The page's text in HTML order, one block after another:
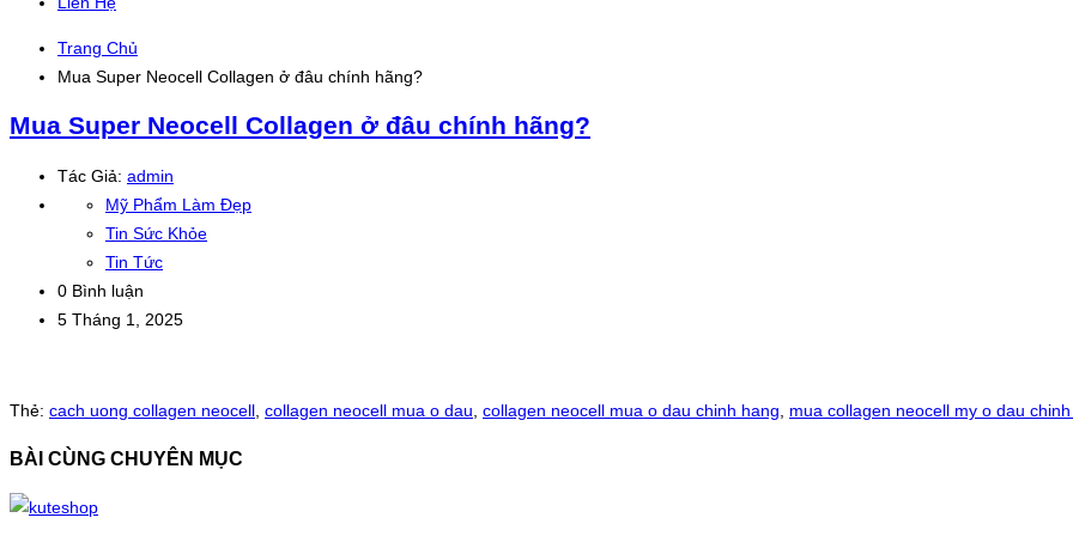
Trang Chủ
Mua Super Neocell Collagen ở đâu chính hãng?
Mua Super Neocell Collagen ở đâu chính hãng?
Tác Giả: admin
Mỹ Phẩm Làm Đẹp
Tin Sức Khỏe
Tin Tức
0 Bình luận
5 Tháng 1, 2025
Thẻ: cach uong collagen neocell collagen neocell mua o dau collagen neocell mua o dau chinh hang mua collagen neocell my o dau
BÀI CÙNG CHUYÊN MỤC